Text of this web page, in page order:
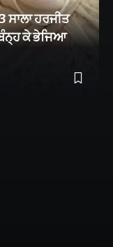
ਸਾਲਾ ਹਰਜੀਤ
ਕੇ ਭੇਜਿਆ